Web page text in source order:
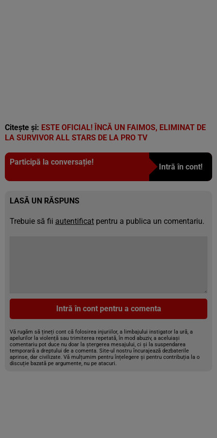
Citește și: ESTE OFICIAL! ÎNCĂ UN FAIMOS, ELIMINAT DE
LA SURVIVOR ALL STARS DE LA PRO TV
Participă la conversație!
Intră în cont!
LASĂ UN RĂSPUNS
Trebuie să fii autentificat pentru a publica un comentariu.
Intră în cont pentru a comenta
Vă rugăm să țineți cont că folosirea injuriilor, a limbajului instigator la ură, a
apelurilor la violență sau trimiterea repetată, în mod abuziv, a aceluiași
comentariu pot duce nu doar la ștergerea mesajului, ci și la suspendarea
temporară a dreptului de a comenta. Site-ul nostru încurajează dezbaterile
aprinse, dar civilizate. Vă mulțumim pentru înțelegere și pentru contribuția la o
discuție bazată pe argumente, nu pe atacuri.